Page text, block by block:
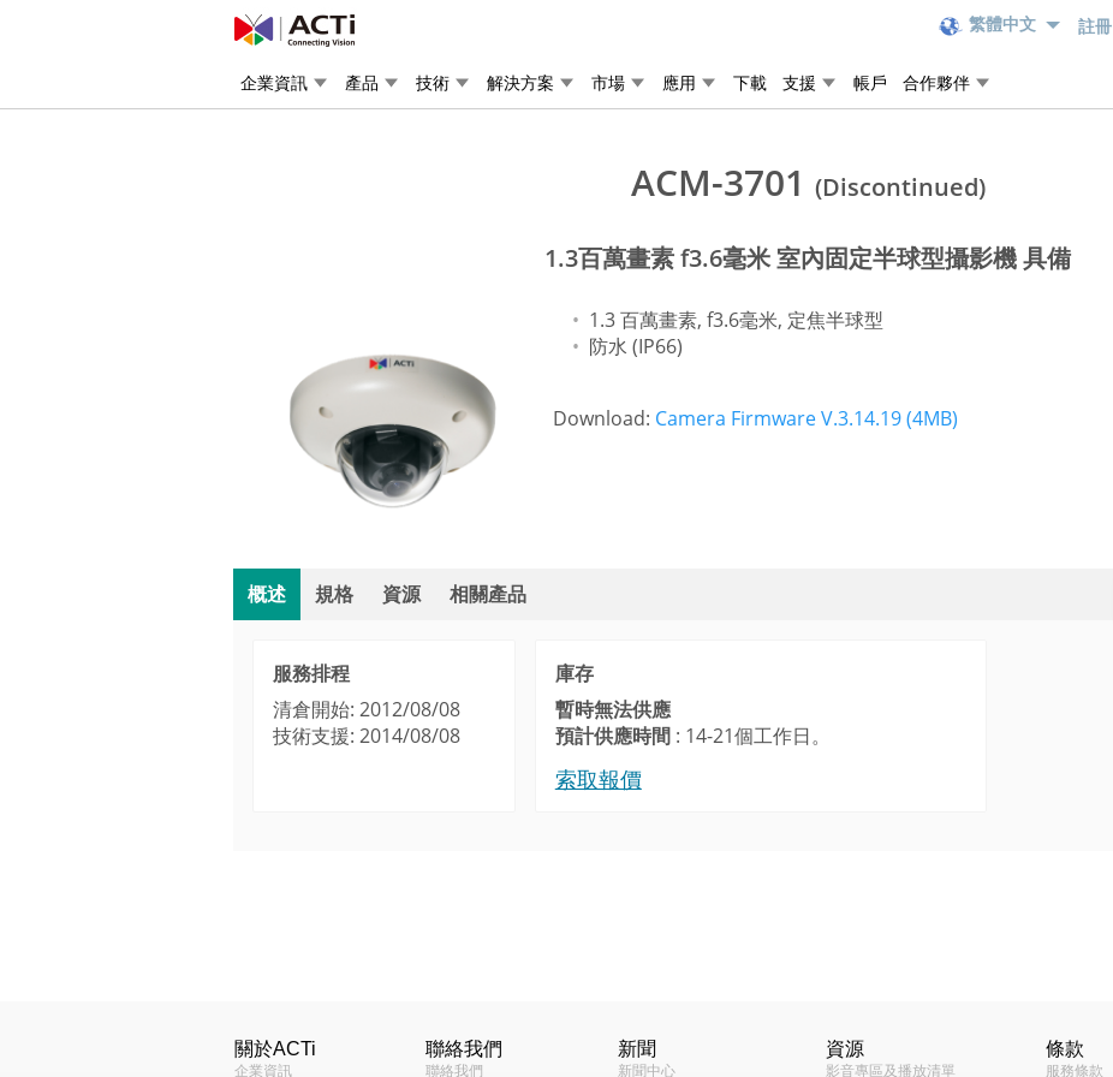
繁體中文 註冊
企業資訊 產品 技術 解決方案 市場 應用 下載 支援 帳戶 合作夥伴
ACM-3701 (Discontinued)
1.3百萬畫素 f3.6毫米 室內固定半球型攝影機 具備
1.3 百萬畫素, f3.6毫米, 定焦半球型
防水 (IP66)
Download: Camera Firmware V.3.14.19 (4MB)
概述 規格 資源 相關產品
服務排程
清倉開始: 2012/08/08
技術支援: 2014/08/08
庫存
暫時無法供應
預計供應時間: 14-21個工作日。
索取報價
最高解析度
1.3百萬畫素
Camera Firmware V.3.14.19 (4MB)
關於ACTi
企業資訊
聯絡我們
聯絡我們
新聞
新聞中心
資源
影音專區及播放清單
條款
服務條款